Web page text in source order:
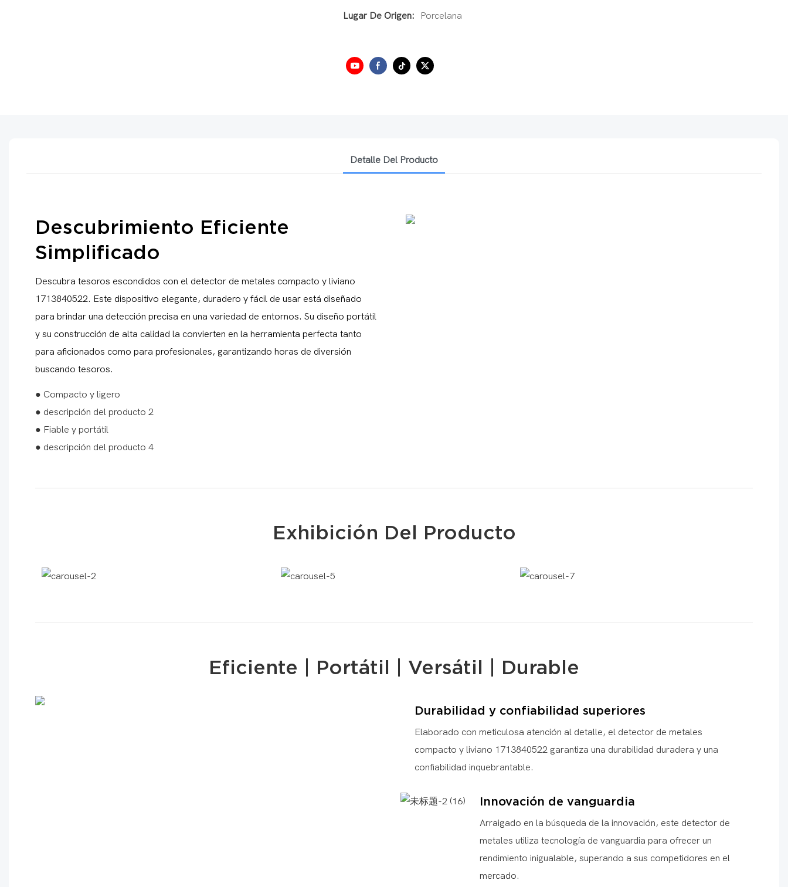
Lugar De Origen: Porcelana
Detalle Del Producto
Descubrimiento Eficiente
Simplificado
Descubra tesoros escondidos con el detector de metales compacto y liviano
1713840522. Este dispositivo elegante, duradero y fácil de usar está diseñado
para brindar una detección precisa en una variedad de entornos. Su diseño portátil
y su construcción de alta calidad la convierten en la herramienta perfecta tanto
para aficionados como para profesionales, garantizando horas de diversión
buscando tesoros.
● Compacto y ligero
● descripción del producto 2
● Fiable y portátil
● descripción del producto 4
Exhibición Del Producto
Eficiente | Portátil | Versátil | Durable
Durabilidad y confiabilidad superiores
Elaborado con meticulosa atención al detalle, el detector de metales
compacto y liviano 1713840522 garantiza una durabilidad duradera y una
confiabilidad inquebrantable.
Innovación de vanguardia
Arraigado en la búsqueda de la innovación, este detector de
metales utiliza tecnología de vanguardia para ofrecer un
rendimiento inigualable, superando a sus competidores en el
mercado.